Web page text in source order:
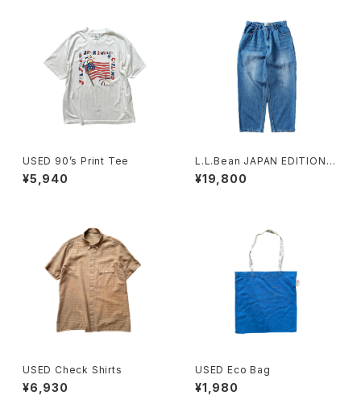
USED 90’s Print Tee
¥5,940
L.L.Bean JAPAN EDITION
(エルエルビーン ジャパンエディ
ション) Men's Dexter Comf
¥19,800
USED Check Shirts
¥6,930
USED Eco Bag
¥1,980